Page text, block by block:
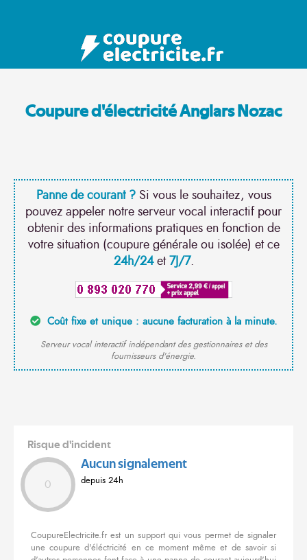
Coupure d'électricité Anglars Nozac
Panne de courant ?Si vous le souhaitez, vous
pouvez appeler notre serveur vocal interactif pour
obtenir des informations pratiques en fonction de
votre situation (coupure générale ou isolée) et ce
24h/24et7J/7.
Coût fixe et unique : aucune facturation à la minute.
Serveur vocal interactif indépendant des gestionnaires et des
fournisseurs d'énergie.
Risque d'incident
0
Aucun signalement
depuis 24h
CoupureElectricite.fr est un support qui vous permet de signaler
une coupure d'éléctricité en ce moment même et de savoir si